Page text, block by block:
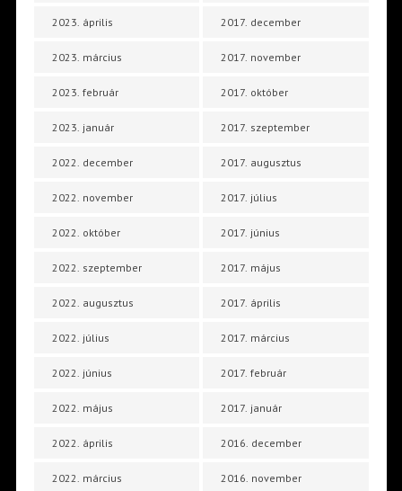
2023. április
2023. március
2023. február
2023. január
2022. december
2022. november
2022. október
2022. szeptember
2022. augusztus
2022. július
2022. június
2022. május
2022. április
2022. március
2017. december
2017. november
2017. október
2017. szeptember
2017. augusztus
2017. július
2017. június
2017. május
2017. április
2017. március
2017. február
2017. január
2016. december
2016. november